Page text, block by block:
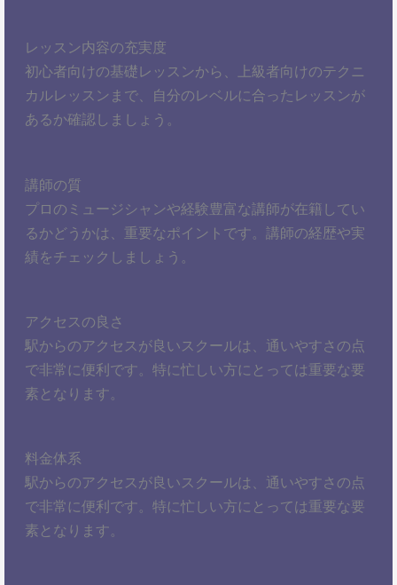
レッスン内容の充実度
初心者向けの基礎レッスンから、上級者向けのテクニ
カルレッスンまで、自分のレベルに合ったレッスンが
あるか確認しましょう。
講師の質
プロのミュージシャンや経験豊富な講師が在籍してい
るかどうかは、重要なポイントです。講師の経歴や実
績をチェックしましょう。
アクセスの良さ
駅からのアクセスが良いスクールは、通いやすさの点
で非常に便利です。特に忙しい方にとっては重要な要
素となります。
料金体系
駅からのアクセスが良いスクールは、通いやすさの点
で非常に便利です。特に忙しい方にとっては重要な要
素となります。